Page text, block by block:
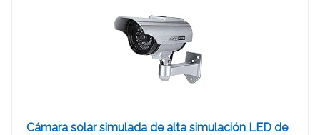
Cámara solar simulada de alta simulación LED de